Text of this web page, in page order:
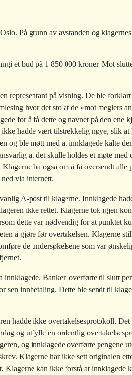
På grunn av avstanden og
et bud på 1 850 000 kroner. Mot
representant på visning. De ble
hvor det sto at de «mot meglers
for å få dette og navnet på den ene
hadde vært tilstrekkelig nøye, slik
og ble møtt med at innklagede kalte
at det skulle holdes et møte
Klagerne ba også om å få oversendt alle
ned via internett.
A-post til klagerne. Innklagede
ikke rettet. Klagerne tok igjen
dette var nødvendig for at punktet
å gjøre før overtakelsen. Klagerne
de undersøkelsene som var
innklagede. Banken overførte til slutt
sen innbetaling. Dette ble sendt til
hadde ikke overtakelsesprotokoll.
og utfylle en ordentlig
og innklagede overførte pengene
Klagerne har ikke sett originalen
Klagerne kan ikke forstå at innklagede